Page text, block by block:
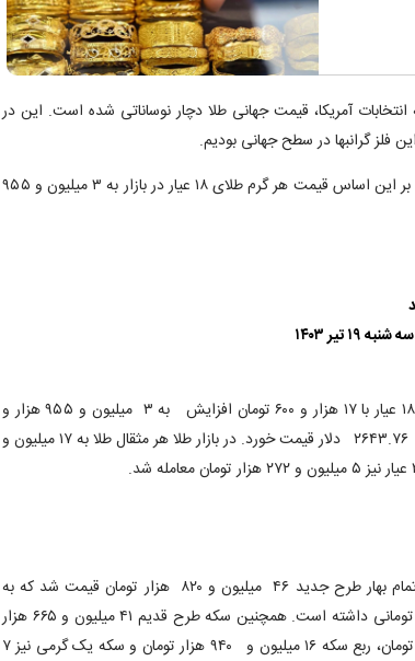
آمریکا، قیمت جهانی طلا دچار نوساناتی شده است. این در
گرانبها در سطح جهانی بودیم.
با شروع بازار قیمت طلا افزایشی است. بر این اساس قیمت هر گرم طلای ۱۸ عیار در بازار به ۳ میلیون و ۹۵۵
تیر ۱۴۰۳
امروز در بازار سکه و طلا هر گرم طلای ۱۸ عیار با ۱۷ هزار و ۶۰۰ تومان افزایش به ۳ میلیون و ۹۵۵ هزار و
۲۰۰ تومان رسید. همچنین هر انس طلا ۲۶۴۳.۷۶ دلار قیمت خورد. در بازار طلا هر مثقال طلا به ۱۷ میلیون و
در بازار سکه نیز قیمت هر قطعه سکه تمام بهار طرح جدید ۴۶ میلیون و ۸۲۰ هزار تومان قیمت شد که به
نسبت روز گذشته افزایش ۳۹۰ هزار تومانی داشته است. همچنین سکه طرح قدیم ۴۱ میلیون و ۶۶۵ هزار
تومان، نیم سکه ۲۵ میلیون و ۵۶۰ هزار تومان، ربع سکه ۱۶ میلیون و ۹۴۰ هزار تومان و سکه یک گرمی نیز ۷